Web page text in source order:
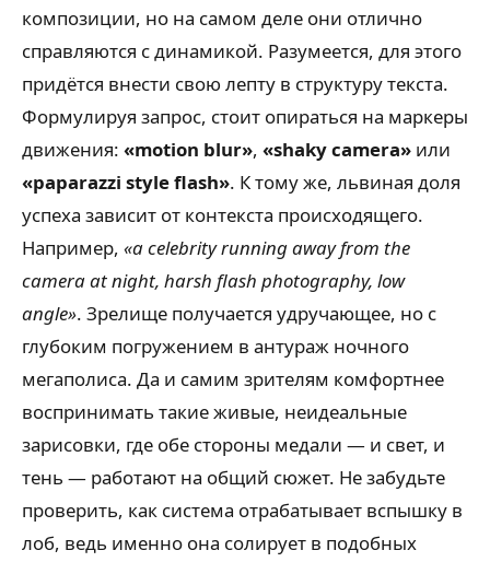
композиции, но на самом деле они отлично
справляются с динамикой. Разумеется, для этого
придётся внести свою лепту в структуру текста.
Формулируя запрос, стоит опираться на маркеры
движения: «motion blur», «shaky camera» или
«paparazzi style flash». К тому же, львиная доля
успеха зависит от контекста происходящего.
Например, «a celebrity running away from the
camera at night, harsh flash photography, low
angle». Зрелище получается удручающее, но с
глубоким погружением в антураж ночного
мегаполиса. Да и самим зрителям комфортнее
воспринимать такие живые, неидеальные
зарисовки, где обе стороны медали — и свет, и
тень — работают на общий сюжет. Не забудьте
проверить, как система отрабатывает вспышку в
лоб, ведь именно она солирует в подобных